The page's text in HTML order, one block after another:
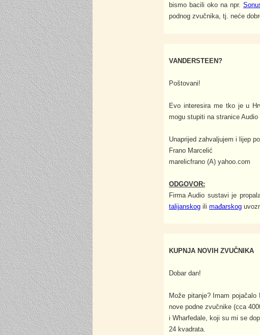
bismo bacili oko na npr.
podnog zvučnika, tj. neće
VANDERSTEEN?
Poštovani!
Evo interesira me tko je u
mogu stupiti na stranice
Unaprijed zahvaljujem i lijep
Frano Marcelić
marelicfrano (A) yahoo.com
ODGOVOR:
Firma Audio sustavi je
talijanskog ili mađarskog
KUPNJA NOVIH ZVUČNIKA
Dobar dan!
Može pitanje? Imam
nove podne zvučnike (cca
i Wharfedale, koji su mi se
24 kvadrata.